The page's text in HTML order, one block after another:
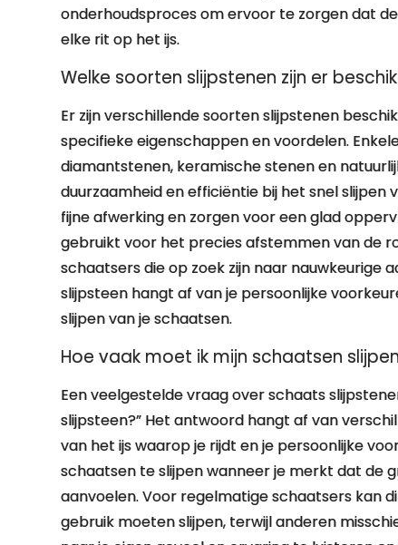
onderhoudsproces om ervoor te zorgen dat
elke rit op het ijs.
Welke soorten slijpstenen zijn er
Er zijn verschillende soorten slijpstenen
specifieke eigenschappen en voordelen.
diamantstenen, keramische stenen en
duurzaamheid en efficiëntie bij het snel slijpen
fijne afwerking en zorgen voor een glad
gebruikt voor het precies afstemmen van de
schaatsers die op zoek zijn naar nauwkeurige
slijpsteen hangt af van je persoonlijke
slijpen van je schaatsen.
Hoe vaak moet ik mijn schaatsen
Een veelgestelde vraag over schaats
slijpsteen?” Het antwoord hangt af van
van het ijs waarop je rijdt en je persoonlijke
schaatsen te slijpen wanneer je merkt dat de
aanvoelen. Voor regelmatige schaatsers kan
gebruik moeten slijpen, terwijl anderen